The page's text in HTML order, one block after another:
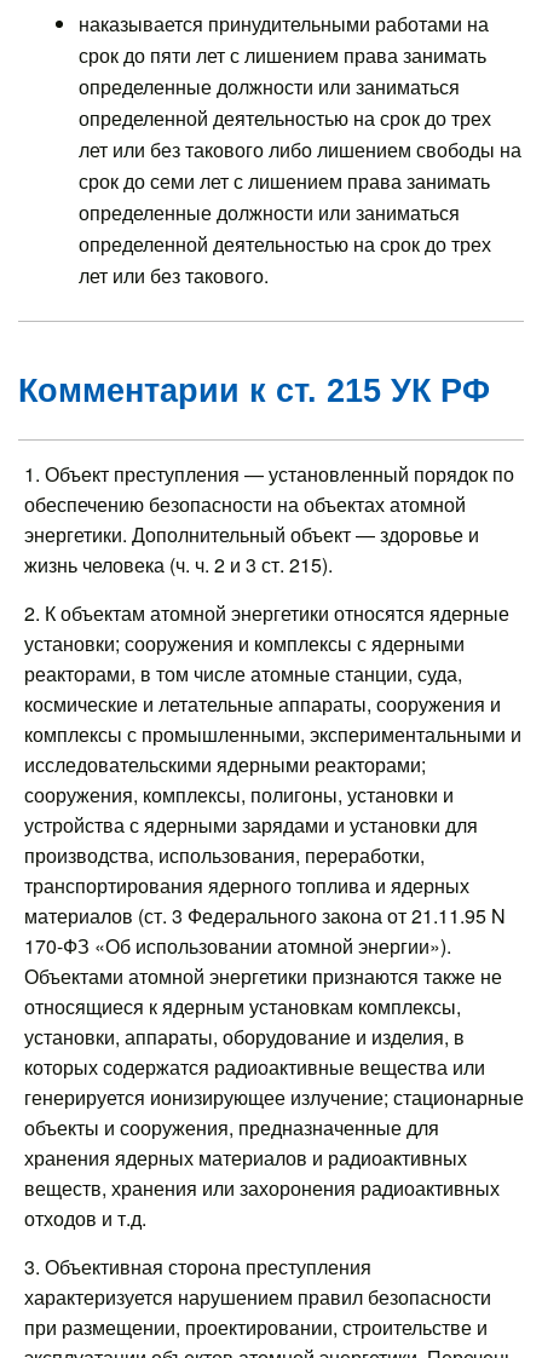
наказывается принудительными работами на
срок до пяти лет с лишением права занимать
определенные должности или заниматься
определенной деятельностью на срок до трех
лет или без такового либо лишением свободы на
срок до семи лет с лишением права занимать
определенные должности или заниматься
определенной деятельностью на срок до трех
лет или без такового.
Комментарии к ст. 215 УК РФ
1. Объект преступления — установленный порядок по
обеспечению безопасности на объектах атомной
энергетики. Дополнительный объект — здоровье и
жизнь человека (ч. ч. 2 и 3 ст. 215).
2. К объектам атомной энергетики относятся ядерные
установки; сооружения и комплексы с ядерными
реакторами, в том числе атомные станции, суда,
космические и летательные аппараты, сооружения и
комплексы с промышленными, экспериментальными и
исследовательскими ядерными реакторами;
сооружения, комплексы, полигоны, установки и
устройства с ядерными зарядами и установки для
производства, использования, переработки,
транспортирования ядерного топлива и ядерных
материалов (ст. 3 Федерального закона от 21.11.95 N
170-ФЗ «Об использовании атомной энергии»).
Объектами атомной энергетики признаются также не
относящиеся к ядерным установкам комплексы,
установки, аппараты, оборудование и изделия, в
которых содержатся радиоактивные вещества или
генерируется ионизирующее излучение; стационарные
объекты и сооружения, предназначенные для
хранения ядерных материалов и радиоактивных
веществ, хранения или захоронения радиоактивных
отходов и т.д.
3. Объективная сторона преступления
характеризуется нарушением правил безопасности
при размещении, проектировании, строительстве и